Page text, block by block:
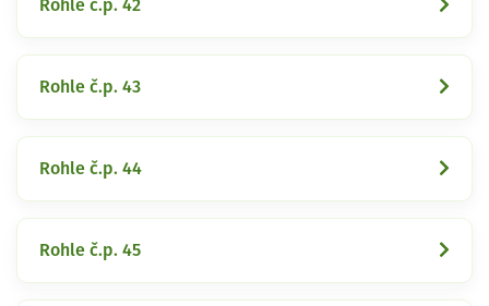
Rohle č.p. 42
Rohle č.p. 43
Rohle č.p. 44
Rohle č.p. 45